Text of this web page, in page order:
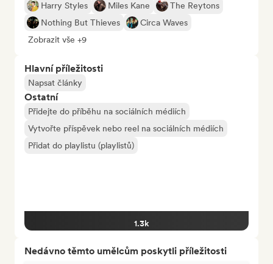
Harry Styles
Miles Kane
The Reytons
Nothing But Thieves
Circa Waves
Zobrazit vše +9
Hlavní příležitosti
Napsat články
Ostatní
Přidejte do příběhu na sociálních médiích
Vytvořte příspěvek nebo reel na sociálních médiích
Přidat do playlistu (playlistů)
1.3k
Nedávno těmto umělcům poskytli příležitosti